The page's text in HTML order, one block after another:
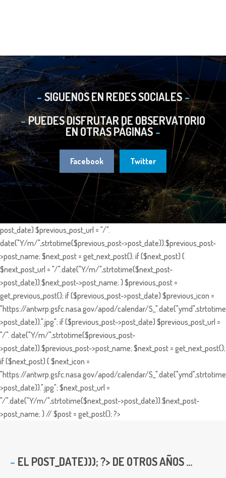
SIGUENOS EN REDES SOCIALES
PUEDES DISFRUTAR DE OBSERVATORIO
EN OTRAS PÁGINAS
Facebook Twitter
post_date) $previous_post_url = "/".
date("Y/m/",strtotime($previous_post->post_date)).$previous_post-
>post_name; $next_post = get_next_post(); if ($next_post) {
$next_post_url = "/".date("Y/m/",strtotime($next_post-
>post_date)).$next_post->post_name; } $previous_post =
get_previous_post(); if ($previous_post->post_date) $previous_icon =
"https://antwrp.gsfc.nasa.gov/apod/calendar/
>post_date)).".jpg"; if ($previous_post->post_date) $previous_post_url =
"/". date("Y/m/",strtotime($previous_post-
>post_date)).$previous_post->post_name; $next_post = get_next_post();
if ($next_post) { $next_icon =
"https://antwrp.gsfc.nasa.gov/apod/calendar/
>post_date)).".jpg"; $next_post_url =
"/".date("Y/m/",strtotime($next_post->post_date)).$next_post-
>post_name; } // $post = get_post(); ?>
EL POST_DATE))); ?> DE OTROS AÑOS ...